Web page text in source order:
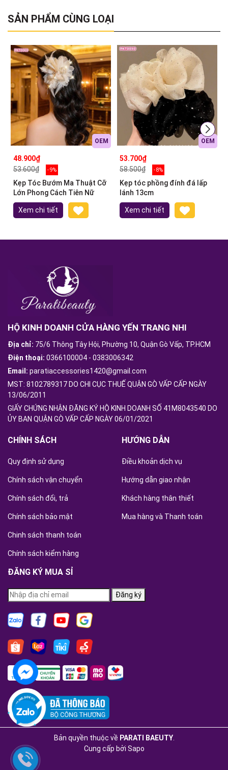
SẢN PHẨM CÙNG LOẠI
OEM
48.900₫
53.600₫
- 9%
Kẹp Tóc Bướm Ma Thuật Cỡ
Lớn Phong Cách Tiên Nữ
Xem chi tiết
OEM
53.700₫
58.500₫
- 8%
Kẹp tóc phồng đính đá lấp
lánh 13cm
Xem chi tiết
HỘ KINH DOANH CỬA HÀNG YẾN TRANG NHI
Địa chỉ: 75/6 Thông Tây Hội, Phường 10, Quận Gò Vấp, TP.HCM
Điện thoại: 0366100004 - 0383006342
Email: paratiaccessories1420@gmail.com
MST: 8102789317 DO CHI CỤC THUẾ QUẬN GÒ VẤP CẤP NGÀY
13/06/2011
GIẤY CHỨNG NHẬN ĐĂNG KÝ HỘ KINH DOANH SỐ 41M8043540 DO
ỦY BAN QUẬN GÒ VẤP CẤP NGÀY 06/01/2021
CHÍNH SÁCH
Quy định sử dụng
Chính sách vận chuyển
Chính sách đổi, trả
Chính sách bảo mật
Chinh sách thanh toán
Chính sách kiểm hàng
HƯỚNG DẪN
Điều khoản dịch vụ
Hướng dẫn giao nhận
Khách hàng thân thiết
Mua hàng và Thanh toán
ĐĂNG KÝ MUA SỈ
Đăng ký
Bản quyền thuộc về PARATI BAEUTY.
Cung cấp bởi Sapo